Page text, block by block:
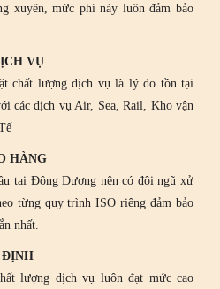
xuyên, mức phí này luôn đảm bảo
VỤ
chất lượng dịch vụ là lý do tồn tại
các dịch vụ Air, Sea, Rail, Kho vận
HÀNG
tại Đông Dương nên có đội ngũ xử
từng quy trình ISO riêng đảm bảo
nhất.
ĐỊNH
lượng dịch vụ luôn đạt mức cao